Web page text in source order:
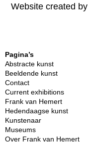
Website created by
Pagina’s
Abstracte kunst
Beeldende kunst
Contact
Current exhibitions
Frank van Hemert
Hedendaagse kunst
Kunstenaar
Museums
Over Frank van Hemert